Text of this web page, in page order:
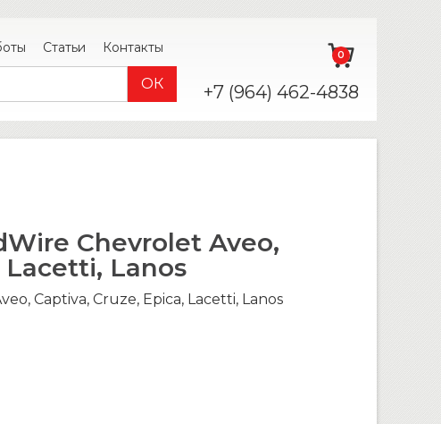
Статьи Контакты 0
+7 (964) 462-4838
Chevrolet Aveo,
Lacetti, Lanos
Captiva, Cruze, Epica, Lacetti, Lanos